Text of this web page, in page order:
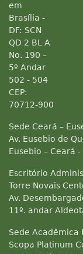
em
Brasília -
DF: SCN
QD 2 BL A
No. 190 –
5º Andar
502 - 504
CEP:
70712-900
Sede Ceará –
Av. Eusebio de
Eusebio – Ceará
Escritório
Torre Novais
Av.
11º. andar
Sede Acadêmica
Scopa Platinum